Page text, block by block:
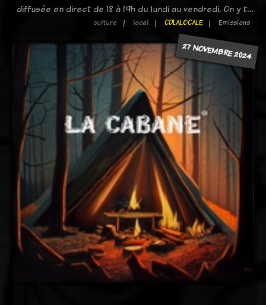
diffusée en direct de 18 à 19h du lundi au vendredi. On y t…
culture local CDLALOCALE Emissions
27 NOVEMBRE 2024